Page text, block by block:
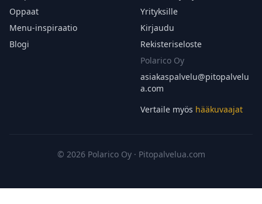
Oppaat
Menu-inspiraatio
Blogi
Yrityksille
Kirjaudu
Rekisteriseloste
Polarico Oy
asiakaspalvelu@pitopalvelu
a.com
Vertaile myös hääkuvaajat
© 2026 Polarico Oy · Pitopalvelua.com